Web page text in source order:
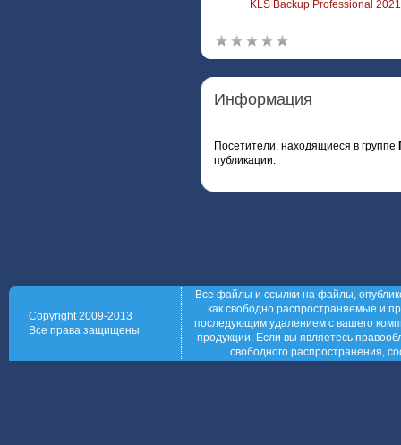
KLS Backup Professional
Информация
Посетители, находящиеся в группе
публикации.
Copyright 2009-2013
Все права защищены
Все файлы и ссылки на файлы,
как свободно распространяемые и
последующим удалением с вашего
продукции. Если вы являетесь
свободного распространения,